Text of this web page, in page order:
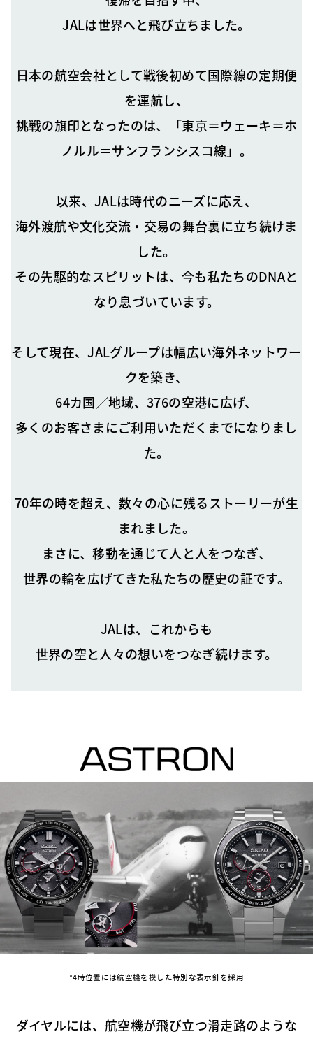
JALは世界へと飛び立ちました。
日本の航空会社として戦後初めて国際線の定期便
を運航し、
挑戦の旗印となったのは、「東京＝ウェーキ＝ホ
ノルル＝サンフランシスコ線」。
以来、JALは時代のニーズに応え、
海外渡航や文化交流・交易の舞台裏に立ち続けま
した。
その先駆的なスピリットは、今も私たちのDNAと
なり息づいています。
そして現在、JALグループは幅広い海外ネットワー
クを築き、
64カ国／地域、376の空港に広げ、
多くのお客さまにご利用いただくまでになりまし
た。
70年の時を超え、数々の心に残るストーリーが生
まれました。
まさに、移動を通じて人と人をつなぎ、
世界の輪を広げてきた私たちの歴史の証です。
JALは、これからも
世界の空と人々の想いをつなぎ続けます。
*4時位置には航空機を模した特別な表示針を採用
ダイヤルには、航空機が飛び立つ滑走路のような